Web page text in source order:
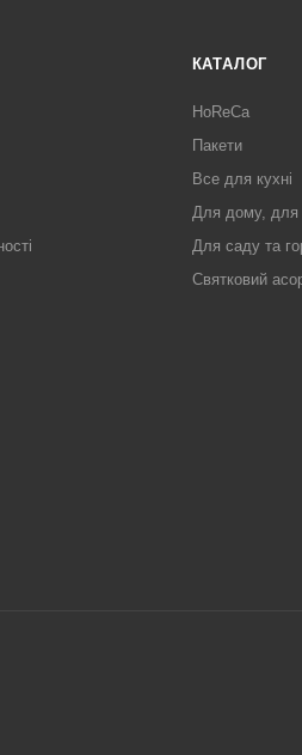
КАТАЛОГ
HoReCa
Пакети
Все для кухні
Для дому, для
Для саду та
Святковий